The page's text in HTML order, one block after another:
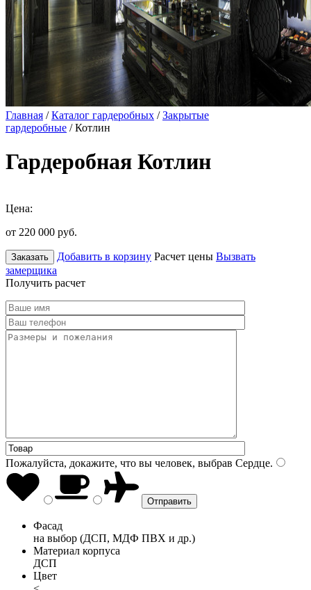
Главная /Каталог гардеробных /Закрытые
гардеробные / Котлин
Гардеробная Котлин
Цена:
от 220 000 руб.
Заказать Добавить в корзину Расчет цены Вызвать
замерщика
Получить расчет
Пожалуйста, докажите, что вы человек, выбрав Сердце.
Фасад
на выбор (ДСП, МДФ ПВХ и др.)
Материал корпуса
ДСП
Цвет